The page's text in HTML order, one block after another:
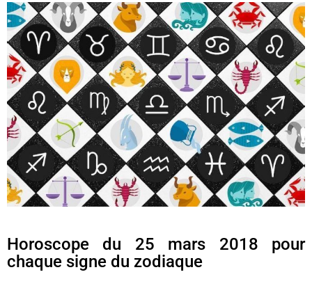
Horoscope du 25 mars 2018 pour
chaque signe du zodiaque